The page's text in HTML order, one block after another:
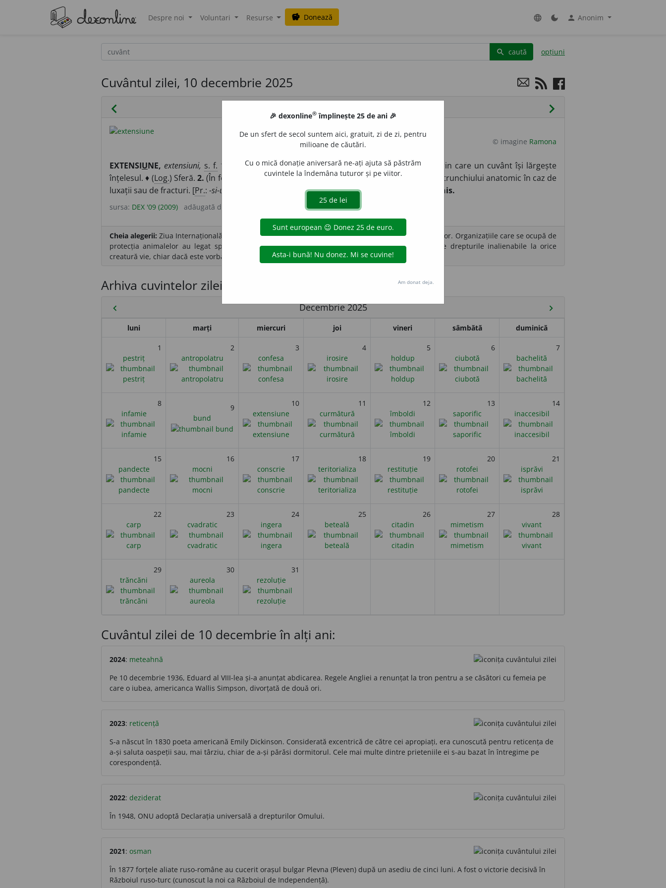
Despre noi Voluntari Resurse savings Donează language dark_mode person Anonim
search caută opțiuni
Cuvântul zilei, 10 decembrie 2025
chevron_left chevron_right
© imagine Ramona
EXTENSIUNE, extensiuni, s. f. 1.
Dezvoltare, creștere; amplificare, extindere. ♦ Proces prin care un cuvânt își lărgește
înțelesul. ♦ (Log.) Sferă.2. (În forma extensie)Alungire sau întindere a unui membru sau a trunchiului anatomic în caz de
luxații sau de fracturi. [Pr.: -si-u-. ] – Dinfr.extension, extensio, -onis.
sursa: DEX '09 (2009) adăugată de
Cheia alegerii: Ziua Internațională a Drepturilor Omului și Ziua Internațională a Drepturilor Animalelor. Organizațiile care se ocupă de
protecția animalelor au legat special această dată de ziua drepturilor omului, pentru a extinde drepturile inalienabile la orice
creatură vie, chiar dacă este vorba de altă specie decât cea umană.
Arhiva cuvintelor zilei
chevron_left Decembrie 2025 chevron_right
luni marți miercuri joi vineri sâmbătă duminică
1
pestriț
2
antropolatru
3
confesa
4
irosire
5
holdup
6
ciubotă
7
bachelită
8
infamie
9
bund
10
extensiune
11
curmătură
12
îmboldi
13
saporific
14
inaccesibil
15
pandecte
16
mocni
17
conscrie
18
teritorializa
19
restituție
20
rotofei
21
isprăvi
22
carp
23
cvadratic
24
ingera
25
beteală
26
citadin
27
mimetism
28
vivant
29
trăncăni
30
aureola
31
rezoluție
Cuvântul zilei de 10 decembrie în alți ani:
2024: meteahnă
Pe 10 decembrie 1936, Eduard al VIII-lea și-a anunțat abdicarea. Regele Angliei a renunțat la tron pentru a se căsători cu femeia pe
care o iubea, americanca Wallis Simpson, divorțată de două ori.
2023: reticență
S-a născut în 1830 poeta americană Emily Dickinson. Considerată excentrică de către cei apropiați, era cunoscută pentru reticența de
a-și saluta oaspeții sau, mai târziu, chiar de a-și părăsi dormitorul. Cele mai multe dintre prieteniile ei s-au bazat în întregime pe
corespondență.
2022: deziderat
În 1948, ONU adoptă Declarația universală a drepturilor Omului.
2021: osman
În 1877 forțele aliate ruso-române au cucerit orașul bulgar Plevna (Pleven) după un asediu de cinci luni. A fost o victorie decisivă în
Războiul ruso-turc (cunoscut la noi ca Războiul de Independență).
🎉 dexonline® împlinește 25 de ani 🎉
De un sfert de secol suntem aici, gratuit, zi de zi, pentru
milioane de căutări.
Cu o mică donație aniversară ne-ați ajuta să păstrăm
cuvintele la îndemâna tuturor și pe viitor.
Am donat deja.